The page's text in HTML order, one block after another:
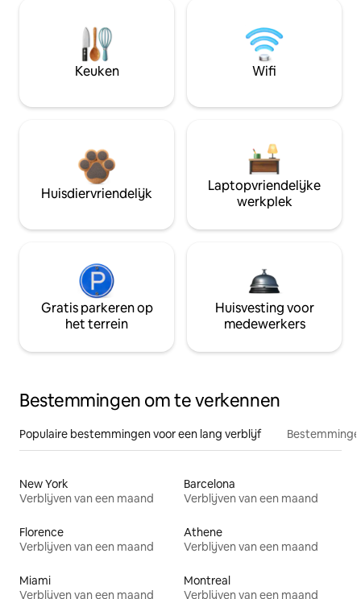
Keuken Wifi
Huisdiervriendelijk
Laptopvriendelijke
werkplek
Gratis parkeren op
het terrein
Huisvesting voor
medewerkers
Bestemmingen om te verkennen
Populaire bestemmingen voor een lang verblijf
New York
Verblijven van een maand
Barcelona
Verblijven van een maand
Florence
Verblijven van een maand
Athene
Verblijven van een maand
Miami
Verblijven van een maand
Montreal
Verblijven van een maand